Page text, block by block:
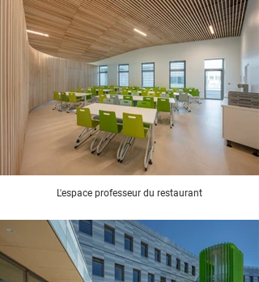
L'espace professeur du restaurant